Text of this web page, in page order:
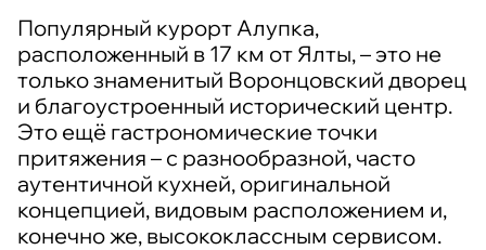
Популярный курорт Алупка,
расположенный в 17 км от Ялты, – это не
только знаменитый Воронцовский дворец
и благоустроенный исторический центр.
Это ещё гастрономические точки
притяжения – с разнообразной, часто
аутентичной кухней, оригинальной
концепцией, видовым расположением и,
конечно же, высококлассным сервисом.